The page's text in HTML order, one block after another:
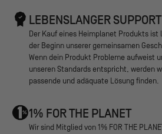
LEBENSLANGER SUPPORT
Der Kauf eines Heimplanet Produkts ist
der Beginn unserer gemeinsamen
Wenn dein Produkt Probleme aufweist
unseren Standards entspricht, werden
passende und adäquate Lösung finden.
1% FOR THE PLANET
Wir sind Mitglied von 1% FOR THE